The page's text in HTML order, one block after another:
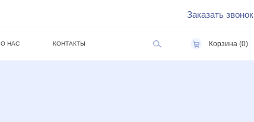
Заказать звонок
О НАС КОНТАКТЫ Корзина(0)